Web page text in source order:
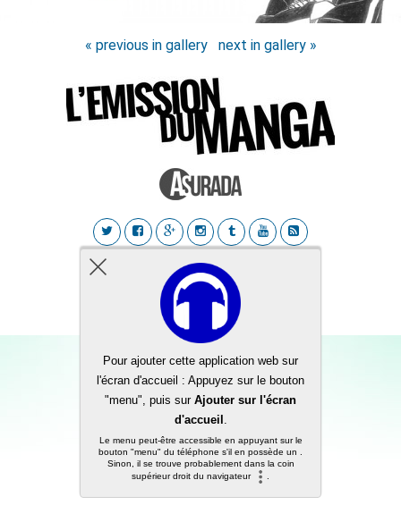
« previous in gallery next in gallery »
Back to top